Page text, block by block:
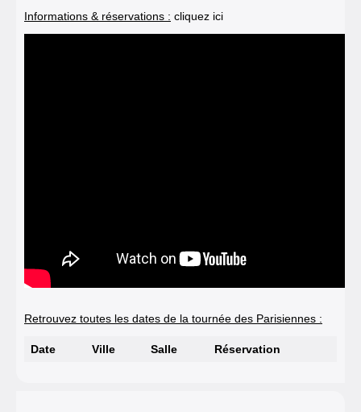
Informations & réservations : cliquez ici
Retrouvez toutes les dates de la tournée des Parisiennes :
Date Ville Salle Réservation